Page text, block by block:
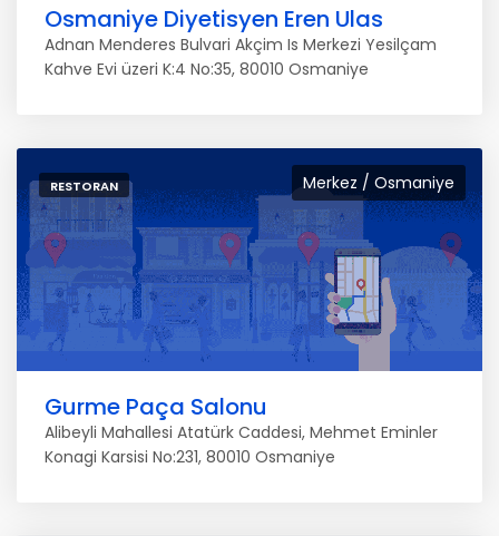
Osmaniye Diyetisyen Eren Ulas
Adnan Menderes Bulvari Akçim Is Merkezi Yesilçam
Kahve Evi üzeri K:4 No:35, 80010 Osmaniye
Merkez / Osmaniye
RESTORAN
Gurme Paça Salonu
Alibeyli Mahallesi Atatürk Caddesi, Mehmet Eminler
Konagi Karsisi No:231, 80010 Osmaniye